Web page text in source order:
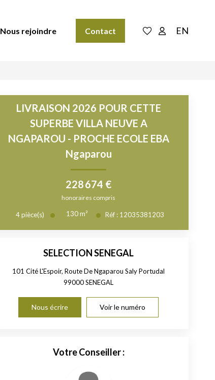
Nous rejoindre Contact EN
LIVRAISON 2026 POUR CETTE
SUPERBE VILLA NEUVE A
NGAPAROU - PROCHE ECOLE EBA
Ngaparou
228 674 €
honoraires compris
4pièce(s) 130m² Réf : 12035381203
SELECTION SENEGAL
101 Cité L'Espoir, Route De Ngaparou Saly Portudal
99000SENEGAL
Nous écrire Voir le numéro
Votre Conseiller :